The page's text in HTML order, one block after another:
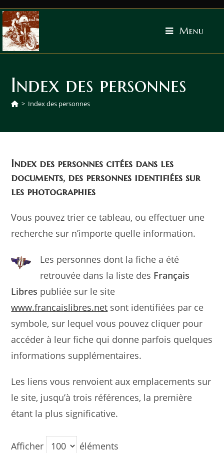
Menu
Index des personnes
> Index des personnes
Index des personnes citées dans les
documents, des personnes identifiées sur
les photographies
Vous pouvez trier ce tableau, ou effectuer une
recherche sur n’importe quelle information.
Les personnes dont la fiche a été
retrouvée dans la liste des Français
Libres publiée sur le site
www.francaislibres.net sont identifiées par ce
symbole, sur lequel vous pouvez cliquer pour
accéder à leur fiche qui donne parfois quelques
informations supplémentaires.
Les liens vous renvoient aux emplacements sur
le site, jusqu’à trois références, la première
étant la plus significative.
Afficher éléments